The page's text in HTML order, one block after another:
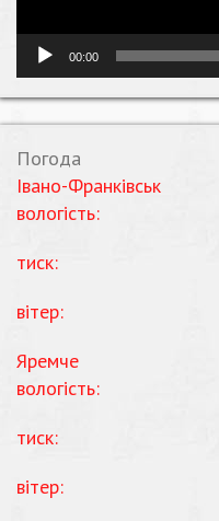
00:00
Погода
Івано-Франківськ
вологість:
тиск:
вітер:
Яремче
вологість:
тиск:
вітер: